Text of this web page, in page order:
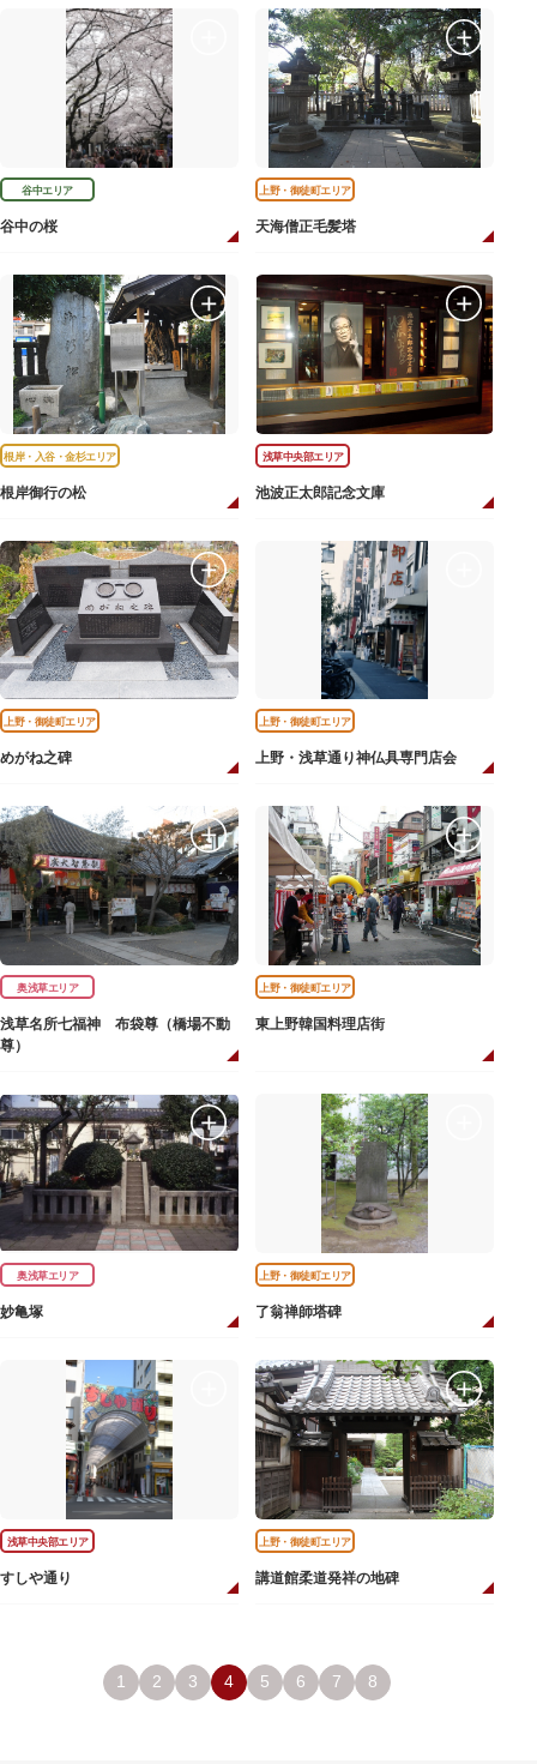
谷中エリア
谷中の桜
上野・御徒町エリア
天海僧正毛髪塔
根岸・入谷・金杉エリア
根岸御行の松
浅草中央部エリア
池波正太郎記念文庫
上野・御徒町エリア
めがね之碑
上野・御徒町エリア
上野・浅草通り神仏具専門店会
奥浅草エリア
浅草名所七福神 布袋尊（橋場不動
尊）
上野・御徒町エリア
東上野韓国料理店街
奥浅草エリア
妙亀塚
上野・御徒町エリア
了翁禅師塔碑
浅草中央部エリア
すしや通り
上野・御徒町エリア
講道館柔道発祥の地碑
1 2 3 4 5 6 7 8